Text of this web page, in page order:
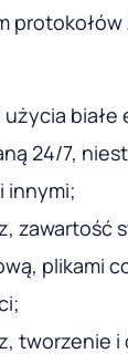
24/7,
innymi;
zawartość
plikami
tworzenie i